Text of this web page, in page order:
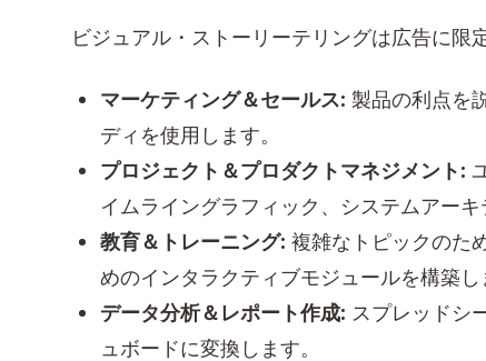
ビジュアル・ストーリーテリングは広告に限
マーケティング＆セールス: 製品の利点を
ディを使用します。
プロジェクト＆プロダクトマネジメント:
イムライングラフィック、システムアー
教育＆トレーニング: 複雑なトピックのた
めのインタラクティブモジュールを構築し
データ分析＆レポート作成: スプレッドシ
ュボードに変換します。